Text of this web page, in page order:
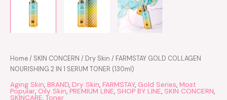
Home/ SKIN CONCERN / Dry Skin / FARMSTAY GOLD COLLAGEN
NOURISHING 2 IN 1 SERUM TONER (130ml)
Aging Skin, BRAND, Dry Skin, FARMSTAY, Gold Series, Most
Popular, Oily Skin,PREMIUM LINE, SHOP BY LINE, SKIN CONCERN,
SKINCARE, Toner